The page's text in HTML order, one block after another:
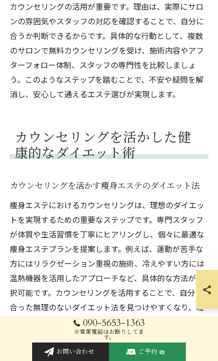
カウンセリングの活用が重要です。理由は、実際にサロ
ンの雰囲気やスタッフの対応を確認することで、自分に
合うか判断できるからです。具体的な行動として、複数
のサロンで無料カウンセリングを受け、施術内容やアフ
ターフォロー体制、スタッフの専門性を比較しましょ
う。このようなステップを踏むことで、不安や疑問を解
消し、安心して通えるエステ選びが実現します。
カウンセリングを活かした健
康的なダイエット術
カウンセリングを活かす痩身エステのダイエット法
痩身エステにおけるカウンセリングは、理想のダイエッ
トを実現するための重要なステップです。専門スタッフ
が体質や生活習慣を丁寧にヒアリングし、個々に最適な
痩身エステプランを提案します。例えば、運動が苦手な
方にはリラクゼーション重視の施術、冷えやすい方には
温熱機器を活用したアプローチなど、具体的な方法が選
択可能です。カウンセリングを活用することで、自分に
合った無理のないダイエット法を見つけやすくなり、理
想のボディラインへ近づく一歩となります。
痩身エステで無理なくダイエットを継続するコツ
090-5653-1363
※営業電話はお断りしてま
す。
お問い合わせ ご予約